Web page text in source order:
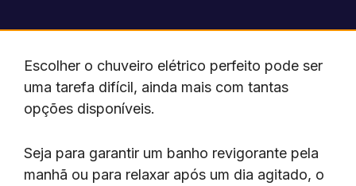
Escolher o chuveiro elétrico perfeito pode ser
uma tarefa difícil, ainda mais com tantas
opções disponíveis.
Seja para garantir um banho revigorante pela
manhã ou para relaxar após um dia agitado, o